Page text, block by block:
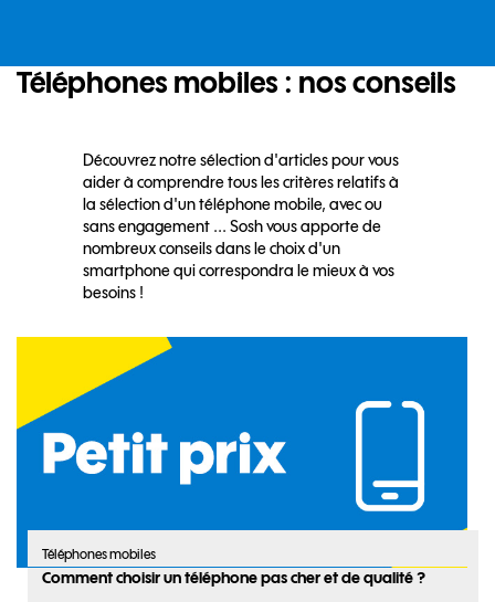
Téléphones mobiles : nos conseils
Découvrez notre sélection d'articles pour vous
aider à comprendre tous les critères relatifs à
la sélection d'un téléphone mobile, avec ou
sans engagement ... Sosh vous apporte de
nombreux conseils dans le choix d'un
smartphone qui correspondra le mieux à vos
besoins !
Téléphones mobiles
Comment choisir un téléphone pas cher et de qualité ?